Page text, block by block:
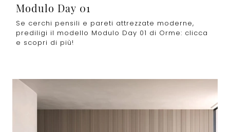
Modulo Day 01
Se cerchi pensili e pareti attrezzate moderne,
prediligi il modello Modulo Day 01 di Orme: clicca
e scopri di più!